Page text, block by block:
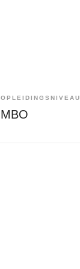
OPLEIDINGSNIVEAU
MBO